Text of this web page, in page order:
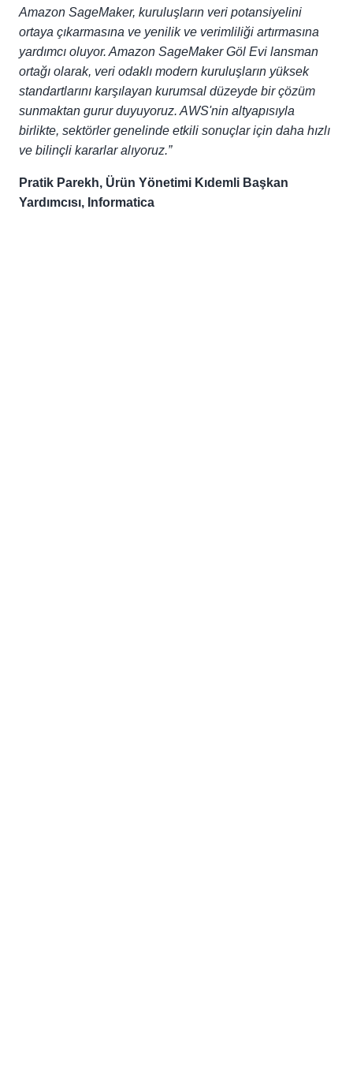
Amazon SageMaker, kuruluşların veri potansiyelini
ortaya çıkarmasına ve yenilik ve verimliliği artırmasına
yardımcı oluyor. Amazon SageMaker Göl Evi lansman
ortağı olarak, veri odaklı modern kuruluşların yüksek
standartlarını karşılayan kurumsal düzeyde bir çözüm
sunmaktan gurur duyuyoruz. AWS'nin altyapısıyla
birlikte, sektörler genelinde etkili sonuçlar için daha hızlı
ve bilinçli kararlar alıyoruz.”
Pratik Parekh, Ürün Yönetimi Kıdemli Başkan
Yardımcısı, Informatica